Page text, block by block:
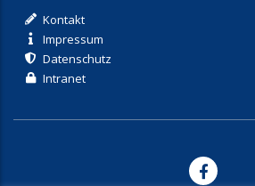
Kontakt
Impressum
Datenschutz
Intranet